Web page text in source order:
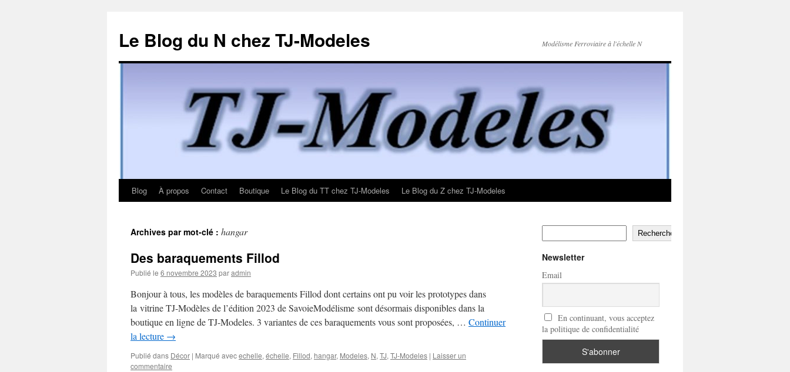
Le Blog du N chez TJ-Modeles Modélisme Ferroviaire à l'échelle N
Aller
contenu
Blog À propos Contact Boutique Le Blog du TT chez TJ-Modeles Le Blog du Z chez TJ-Modeles
Archives par mot-clé : hangar
Des baraquements Fillod
Publié le 6 novembre 2023 paradmin
Bonjour à tous, les modèles de baraquements Fillod dont certains ont pu voir les prototypes dans
la vitrine TJ-Modèles de l’édition 2023 de SavoieModélisme sont désormais disponibles dans la
boutique en ligne de TJ-Modeles. 3 variantes de ces baraquements vous sont proposées, … Continuer
la lecture →
Publié dans Décor | Marqué avecechelle, échelle, Fillod, hangar, Modeles, N, TJ, TJ-Modeles | Laisser un
commentaire
Rechercher
Newsletter
Email
En continuant, vous acceptez
la politique de confidentialité